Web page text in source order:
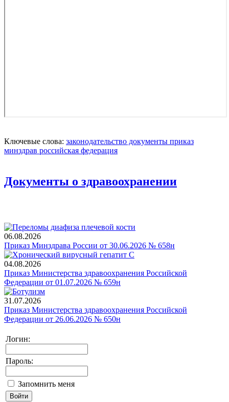
Ключевые слова: законодательство документы приказ
минздрав российская федерация
Документы о здравоохранении
06.08.2026
Приказ Минздрава России от 30.06.2026 № 658н
04.08.2026
Приказ Министерства здравоохранения Российской
Федерации от 01.07.2026 № 659н
31.07.2026
Приказ Министерства здравоохранения Российской
Федерации от 26.06.2026 № 650н
Логин:
Пароль:
Запомнить меня